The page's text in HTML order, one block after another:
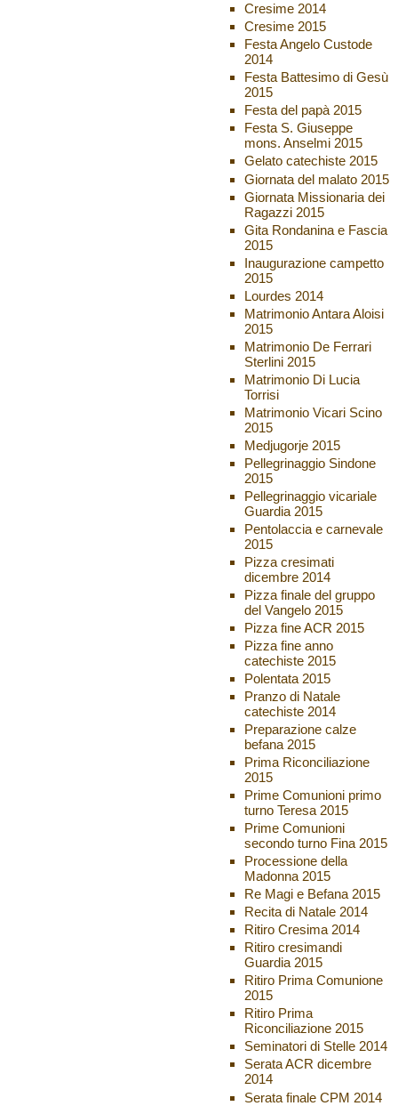
Cresime 2014
Cresime 2015
Festa Angelo Custode
2014
Festa Battesimo di Gesù
2015
Festa del papà 2015
Festa S. Giuseppe
mons. Anselmi 2015
Gelato catechiste 2015
Giornata del malato 2015
Giornata Missionaria dei
Ragazzi 2015
Gita Rondanina e Fascia
2015
Inaugurazione campetto
2015
Lourdes 2014
Matrimonio Antara Aloisi
2015
Matrimonio De Ferrari
Sterlini 2015
Matrimonio Di Lucia
Torrisi
Matrimonio Vicari Scino
2015
Medjugorje 2015
Pellegrinaggio Sindone
2015
Pellegrinaggio vicariale
Guardia 2015
Pentolaccia e carnevale
2015
Pizza cresimati
dicembre 2014
Pizza finale del gruppo
del Vangelo 2015
Pizza fine ACR 2015
Pizza fine anno
catechiste 2015
Polentata 2015
Pranzo di Natale
catechiste 2014
Preparazione calze
befana 2015
Prima Riconciliazione
2015
Prime Comunioni primo
turno Teresa 2015
Prime Comunioni
secondo turno Fina 2015
Processione della
Madonna 2015
Re Magi e Befana 2015
Recita di Natale 2014
Ritiro Cresima 2014
Ritiro cresimandi
Guardia 2015
Ritiro Prima Comunione
2015
Ritiro Prima
Riconciliazione 2015
Seminatori di Stelle 2014
Serata ACR dicembre
2014
Serata finale CPM 2014